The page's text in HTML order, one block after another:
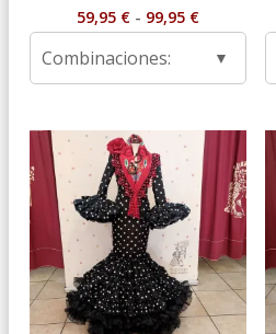
59,95 € - 99,95 €Rango
59,95 €
hasta
99,95 €
Combinaciones: